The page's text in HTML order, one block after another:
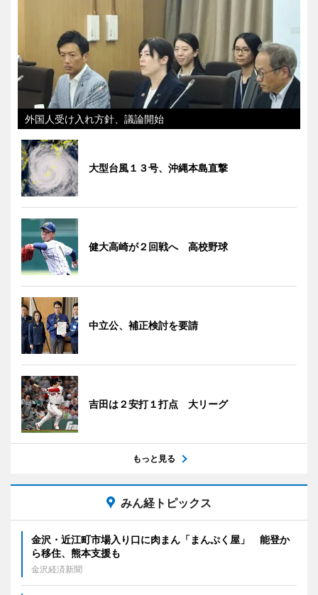
外国人受け入れ方針、議論開始
大型台風１３号、沖縄本島直撃
健大高崎が２回戦へ 高校野球
中立公、補正検討を要請
吉田は２安打１打点 大リーグ
もっと見る
みん経トピックス
金沢・近江町市場入り口に肉まん「まんぷく屋」 能登か
ら移住、熊本支援も
金沢経済新聞